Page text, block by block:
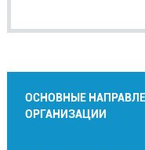
ОСНОВНЫЕ
ОРГАНИЗАЦИИ